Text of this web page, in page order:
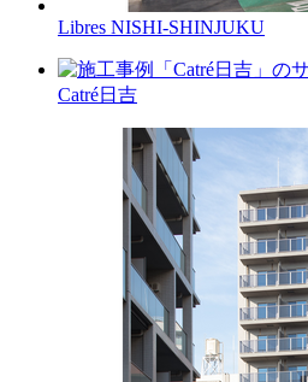
Libres NISHI-SHINJUKU
Catré日吉